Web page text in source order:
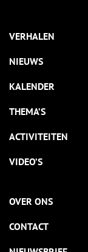
VERHALEN
NIEUWS
KALENDER
THEMA’S
ACTIVITEITEN
VIDEO’S
OVER ONS
CONTACT